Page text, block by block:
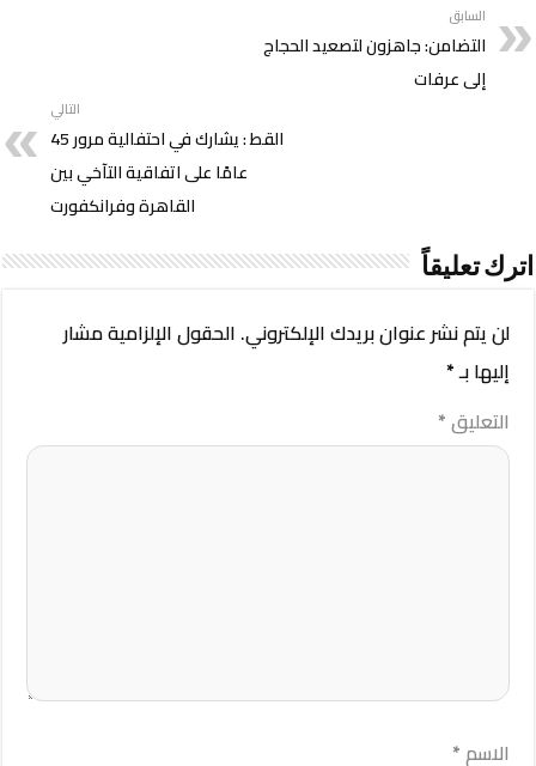
السابق
التضامن: جاهزون لتصعيد الحجاج
إلى عرفات
التالي
القط : يشارك في احتفالية مرور 45
عامًا على اتفاقية التآخي بين
القاهرة وفرانكفورت
اترك تعليقاً
لن يتم نشر عنوان بريدك الإلكتروني. الحقول الإلزامية مشار
إليها بـ*
التعليق*
الاسم*